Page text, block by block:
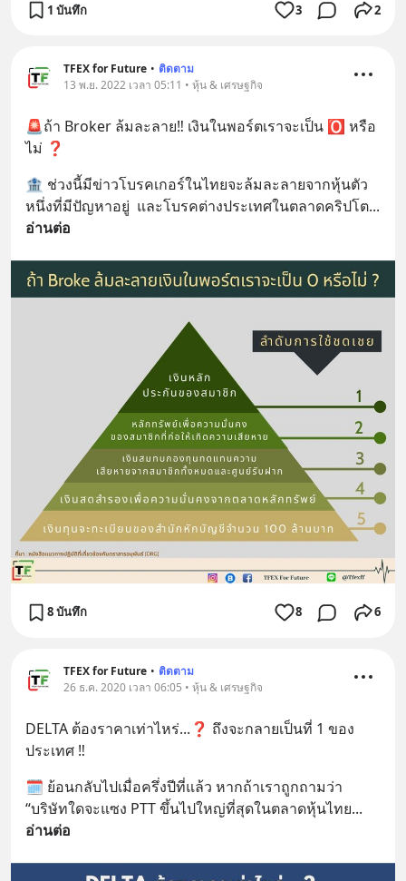
1 บันทึก 3 2
TFEX for Future • ติดตาม
13 พ.ย. 2022 เวลา 05:11 • หุ้น & เศรษฐกิจ
🚨ถ้า Broker ล้มละลาย‼️ เงินในพอร์ตเราจะเป็น 🅾️ หรือ
ไม่ ❓
🏦 ช่วงนี้มีข่าวโบรคเกอร์ในไทยจะล้มละลายจากหุ้นตัว
หนึ่งที่มีปัญหาอยู่  และโบรคต่างประเทศในตลาดคริปโต
อ่านต่อ
8 บันทึก 8 6
TFEX for Future • ติดตาม
26 ธ.ค. 2020 เวลา 06:05 • หุ้น & เศรษฐกิจ
DELTA ต้องราคาเท่าไหร่...❓ ถึงจะกลายเป็นที่ 1 ของ
ประเทศ ‼️
🗓 ย้อนกลับไปเมื่อครึ่งปีที่แล้ว หากถ้าเราถูกถามว่า
“บริษัทใดจะแซง PTT ขึ้นไปใหญ่ที่สุดในตลาดหุ้นไทย
อ่านต่อ